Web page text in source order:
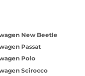
New Beetle
Passat
Polo
Scirocco